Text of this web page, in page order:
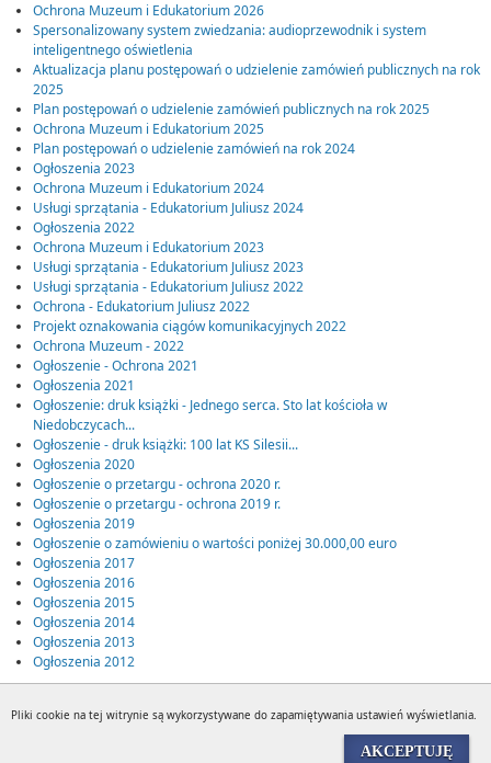
Ochrona Muzeum i Edukatorium 2026
Spersonalizowany system zwiedzania: audioprzewodnik i system
inteligentnego oświetlenia
Aktualizacja planu postępowań o udzielenie zamówień publicznych na rok
2025
Plan postępowań o udzielenie zamówień publicznych na rok 2025
Ochrona Muzeum i Edukatorium 2025
Plan postępowań o udzielenie zamówień na rok 2024
Ogłoszenia 2023
Ochrona Muzeum i Edukatorium 2024
Usługi sprzątania - Edukatorium Juliusz 2024
Ogłoszenia 2022
Ochrona Muzeum i Edukatorium 2023
Usługi sprzątania - Edukatorium Juliusz 2023
Usługi sprzątania - Edukatorium Juliusz 2022
Ochrona - Edukatorium Juliusz 2022
Projekt oznakowania ciągów komunikacyjnych 2022
Ochrona Muzeum - 2022
Ogłoszenie - Ochrona 2021
Ogłoszenia 2021
Ogłoszenie: druk książki - Jednego serca. Sto lat kościoła w
Niedobczycach...
Ogłoszenie - druk książki: 100 lat KS Silesii...
Ogłoszenia 2020
Ogłoszenie o przetargu - ochrona 2020 r.
Ogłoszenie o przetargu - ochrona 2019 r.
Ogłoszenia 2019
Ogłoszenie o zamówieniu o wartości poniżej 30.000,00 euro
Ogłoszenia 2017
Ogłoszenia 2016
Ogłoszenia 2015
Ogłoszenia 2014
Ogłoszenia 2013
Ogłoszenia 2012
Wyświetleń: 38759
Pliki cookie na tej witrynie są wykorzystywane do zapamiętywania ustawień wyświetlania.
AKCEPTUJĘ